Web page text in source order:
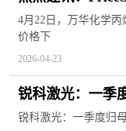
跌400元
4月22日，万华化学丙
价格下
2026-04-23
锐科激光：一季
锐科激光：一季度归